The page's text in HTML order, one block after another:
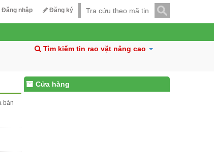
Đăng nhập Đăng ký
Tìm kiếm tin rao vặt nâng cao
bán
Cửa hàng